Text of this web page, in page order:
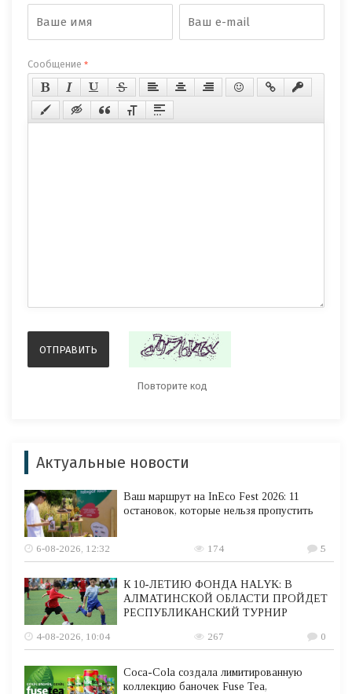
Сообщение *
Актуальные новости
Ваш маршрут на InEco Fest 2026: 11
остановок, которые нельзя пропустить
6-08-2026, 12:32 174 5
К 10-ЛЕТИЮ ФОНДА HALYK: В
АЛМАТИНСКОЙ ОБЛАСТИ ПРОЙДЕТ
РЕСПУБЛИКАНСКИЙ ТУРНИР
4-08-2026, 10:04
267 0
Coca-Cola создала лимитированную
коллекцию баночек Fuse Tea,